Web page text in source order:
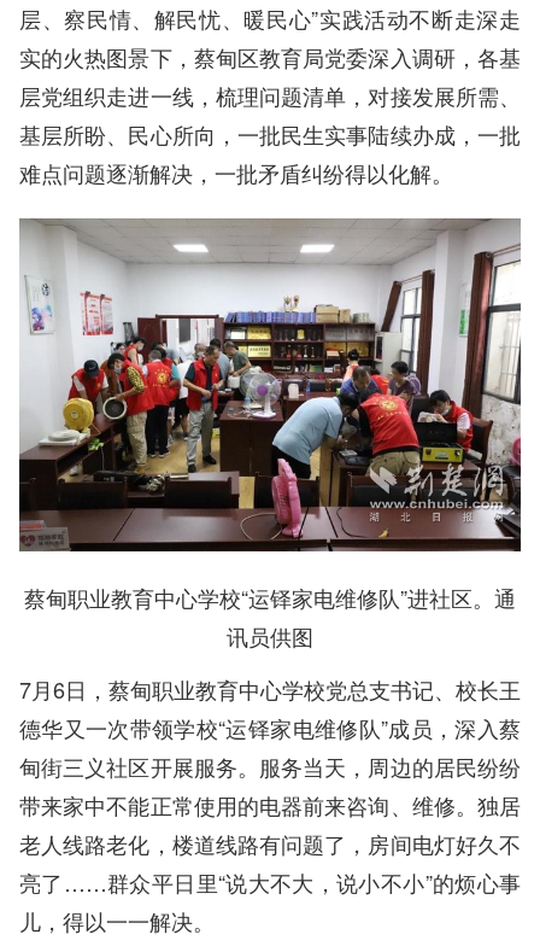
层、察民情、解民忧、暖民心”实践活动不断走深走
实的火热图景下，蔡甸区教育局党委深入调研，各基
层党组织走进一线，梳理问题清单，对接发展所需、
基层所盼、民心所向，一批民生实事陆续办成，一批
难点问题逐渐解决，一批矛盾纠纷得以化解。
蔡甸职业教育中心学校“运铎家电维修队”进社区。通
讯员供图
7月6日，蔡甸职业教育中心学校党总支书记、校长王
德华又一次带领学校“运铎家电维修队”成员，深入蔡
甸街三义社区开展服务。服务当天，周边的居民纷纷
带来家中不能正常使用的电器前来咨询、维修。独居
老人线路老化，楼道线路有问题了，房间电灯好久不
亮了……群众平日里“说大不大，说小不小”的烦心事
儿，得以一一解决。